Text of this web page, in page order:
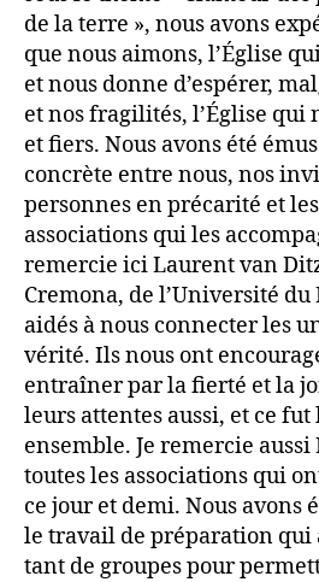
de la terre », nous avons
que nous aimons, l’Église
et nous donne d’espérer,
et nos fragilités, l’Église qui
et fiers. Nous avons été
concrète entre nous, nos
personnes en précarité et
associations qui les
remercie ici Laurent van
Cremona, de l’Université
aidés à nous connecter les
vérité. Ils nous ont
entraîner par la fierté et la
leurs attentes aussi, et ce fut
ensemble. Je remercie
toutes les associations qui
ce jour et demi. Nous avons
le travail de préparation qui
tant de groupes pour